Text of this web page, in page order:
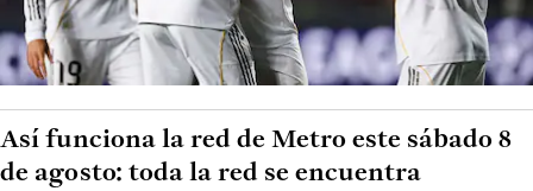
Así funciona la red de Metro este sábado 8
de agosto: toda la red se encuentra